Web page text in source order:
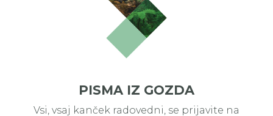
PISMA IZ GOZDA
Vsi, vsaj kanček radovedni, se prijavite na